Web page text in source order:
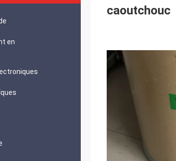
en
caoutchouc